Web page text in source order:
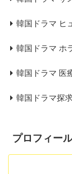
韓国ドラマ ヒ
韓国ドラマ ホ
韓国ドラマ 医
韓国ドラマ探
プロフィー